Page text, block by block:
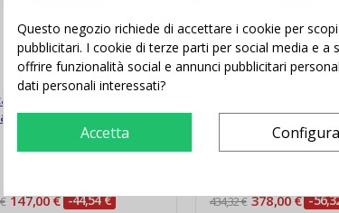
d'angolo snodati
4
147,00 € -44,54 €
manuale a gesso
434,32 € 378,00 € -
Questo negozio richiede di accettare i cookie per
pubblicitari. I cookie di terze parti per social media e
offrire funzionalità social e annunci pubblicitari
dati personali interessati?
Accetta Configura